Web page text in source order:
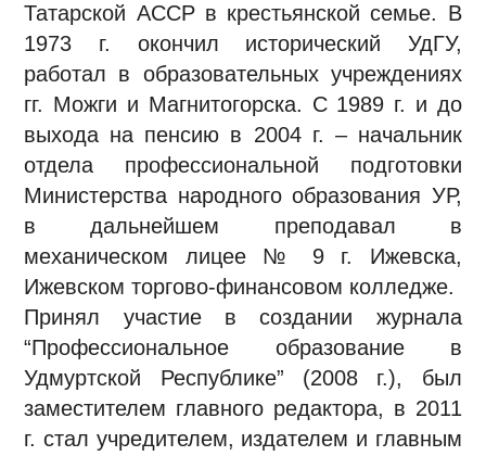
Татарской АССР в крестьянской семье. В
1973 г. окончил исторический УдГУ,
работал в образовательных учреждениях
гг. Можги и Магнитогорска. С 1989 г. и до
выхода на пенсию в 2004 г. – начальник
отдела профессиональной подготовки
Министерства народного образования УР,
в дальнейшем преподавал в
механическом лицее № 9 г. Ижевска,
Ижевском торгово-финансовом колледже.
Принял участие в создании журнала
“Профессиональное образование в
Удмуртской Республике” (2008 г.), был
заместителем главного редактора, в 2011
г. стал учредителем, издателем и главным